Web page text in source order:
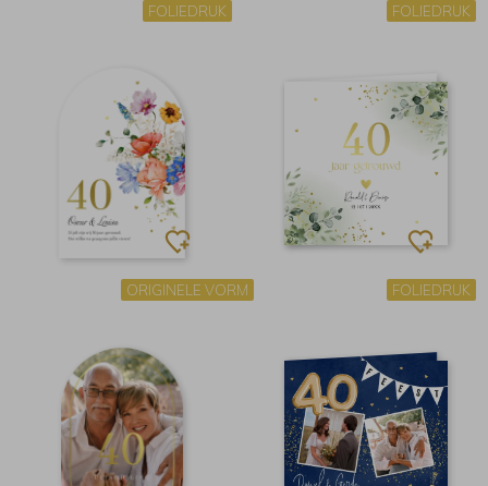
FOLIEDRUK FOLIEDRUK
ORIGINELE VORM FOLIEDRUK